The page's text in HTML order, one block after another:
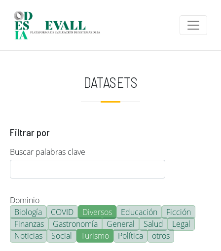
DATASETS
Filtrar por
Buscar palabras clave
Dominio
Biología
COVID Diversos Educación
Ficción
Finanzas
Gastronomía General Salud
Legal
Noticias
Social Turismo Política otros